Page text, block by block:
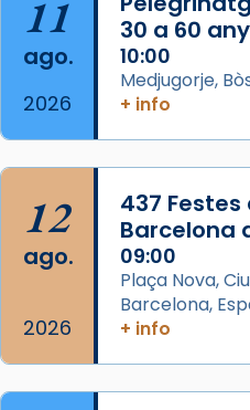
Arquebisbat de
2 weeks ago
Acompanyant la
partir de l’Edat
que les santes Juliana
Semproniana
eterna”) són deixebles
frare Joan Gaspar
que les santes són
Mataró en
11
ago.
2026
30 a 60
10:00
Medjugorje,
+ info
12
ago.
2026
437 Festes
Barcelona
09:00
Plaça Nova,
Barcelona,
+ info